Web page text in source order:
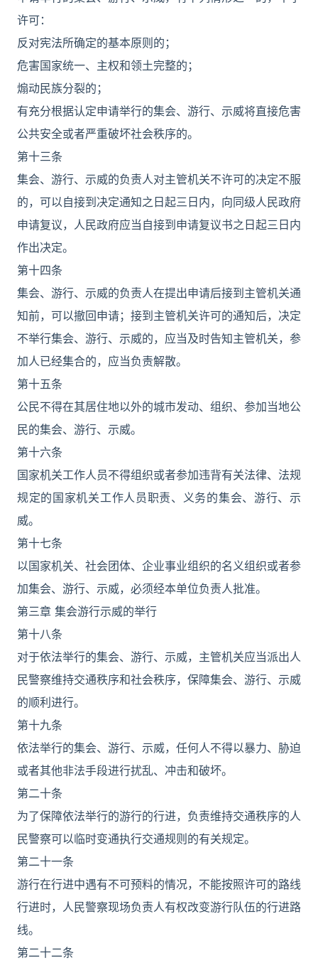
许可：
反对宪法所确定的基本原则的；
危害国家统一、主权和领土完整的；
煽动民族分裂的；
有充分根据认定申请举行的集会、游行、示威将直接危害
公共安全或者严重破坏社会秩序的。
第十三条
集会、游行、示威的负责人对主管机关不许可的决定不服
的，可以自接到决定通知之日起三日内，向同级人民政府
申请复议，人民政府应当自接到申请复议书之日起三日内
作出决定。
第十四条
集会、游行、示威的负责人在提出申请后接到主管机关通
知前，可以撤回申请；接到主管机关许可的通知后，决定
不举行集会、游行、示威的，应当及时告知主管机关，参
加人已经集合的，应当负责解散。
第十五条
公民不得在其居住地以外的城市发动、组织、参加当地公
民的集会、游行、示威。
第十六条
国家机关工作人员不得组织或者参加违背有关法律、法规
规定的国家机关工作人员职责、义务的集会、游行、示
威。
第十七条
以国家机关、社会团体、企业事业组织的名义组织或者参
加集会、游行、示威，必须经本单位负责人批准。
第三章 集会游行示威的举行
第十八条
对于依法举行的集会、游行、示威，主管机关应当派出人
民警察维持交通秩序和社会秩序，保障集会、游行、示威
的顺利进行。
第十九条
依法举行的集会、游行、示威，任何人不得以暴力、胁迫
或者其他非法手段进行扰乱、冲击和破坏。
第二十条
为了保障依法举行的游行的行进，负责维持交通秩序的人
民警察可以临时变通执行交通规则的有关规定。
第二十一条
游行在行进中遇有不可预料的情况，不能按照许可的路线
行进时，人民警察现场负责人有权改变游行队伍的行进路
线。
第二十二条